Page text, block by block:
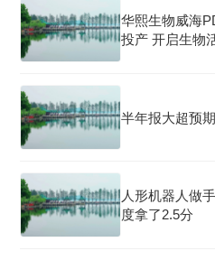
华熙生物威海
投产 开启生物
半年报大超预
人形机器人做
度拿了2.5分